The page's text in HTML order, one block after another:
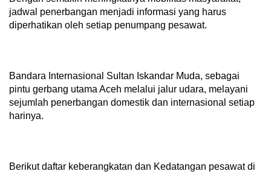
jadwal penerbangan menjadi informasi yang harus
diperhatikan oleh setiap penumpang pesawat.
Bandara Internasional Sultan Iskandar Muda, sebagai
pintu gerbang utama Aceh melalui jalur udara, melayani
sejumlah penerbangan domestik dan internasional setiap
harinya.
Berikut daftar keberangkatan dan Kedatangan pesawat di